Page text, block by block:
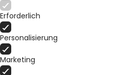
Erforderlich
Personalisierung
Marketing